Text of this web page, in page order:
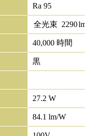
Ra 95
全光束 2290
40,000 時間
黒
27.2 W
84.1 lm/W